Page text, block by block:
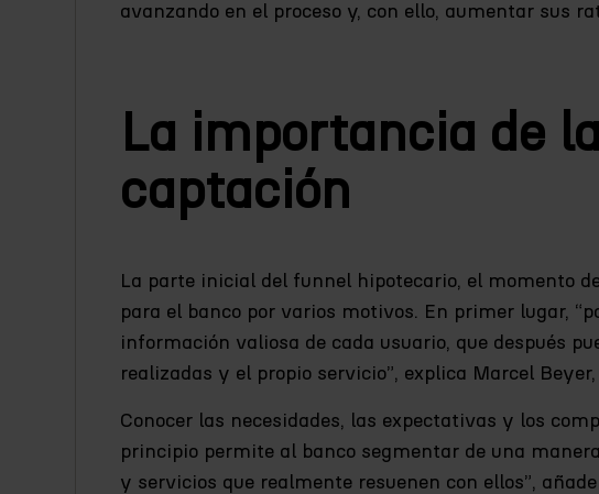
avanzando en el proceso y, con ello, aumentar sus
La importancia de
captación
La parte inicial del funnel hipotecario, el momento
para el banco por varios motivos. En primer lugar,
información valiosa de cada usuario, que después
realizadas y el propio servicio”, explica Marcel
Conocer las necesidades, las expectativas y los
principio permite al banco segmentar de una
y servicios que realmente resuenen con ellos”,